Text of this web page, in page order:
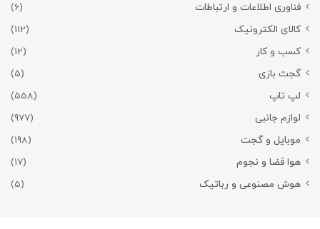
فناوری اطلاعات و ارتباطات
(6)
کالای الکترونیک
(112)
کسب و کار
(12)
گجت بازی
(5)
لپ تاپ
(558)
لوازم جانبی
(977)
موبایل و گجت
(198)
هوا فضا و نجوم
(17)
هوش مصنوعی و رباتیک
(5)